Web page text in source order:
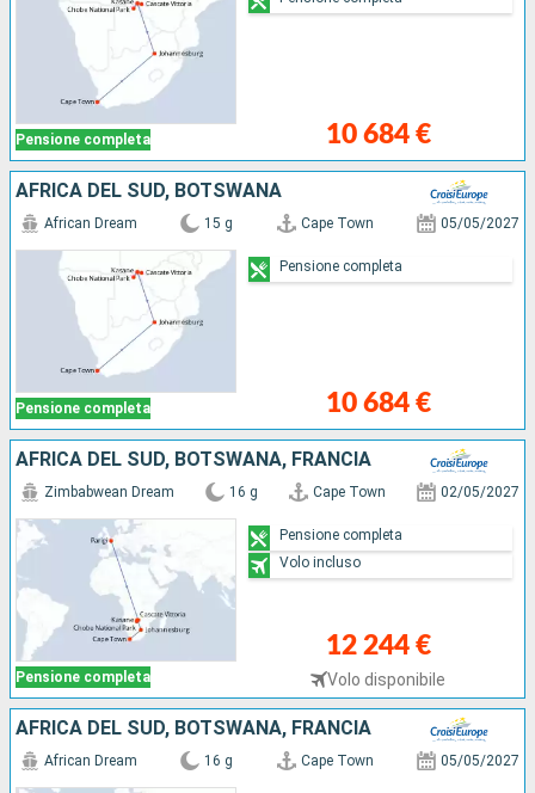
Pensione completa 10 684 €
AFRICA DEL SUD, BOTSWANA
Pensione completa
African Dream 15 g Cape Town 05/05/2027
10 684 €
Pensione completa
AFRICA DEL SUD, BOTSWANA, FRANCIA
Pensione completa
Zimbabwean Dream 16 g Cape Town 02/05/2027
12 244 €
Volo disponibile
Pensione completa
Volo incluso
AFRICA DEL SUD, BOTSWANA, FRANCIA
African Dream 16 g Cape Town 05/05/2027